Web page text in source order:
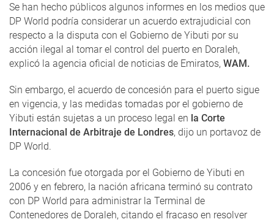
Se han hecho públicos algunos informes en los medios que
DP World podría considerar un acuerdo extrajudicial con
respecto a la disputa con el Gobierno de Yibuti por su
acción ilegal al tomar el control del puerto en Doraleh,
explicó la agencia oficial de noticias de Emiratos, WAM.
Sin embargo, el acuerdo de concesión para el puerto sigue
en vigencia, y las medidas tomadas por el gobierno de
Yibuti están sujetas a un proceso legal en la Corte
Internacional de Arbitraje de Londres, dijo un portavoz de
DP World.
La concesión fue otorgada por el Gobierno de Yibuti en
2006 y en febrero, la nación africana terminó su contrato
con DP World para administrar la Terminal de
Contenedores de Doraleh, citando el fracaso en resolver